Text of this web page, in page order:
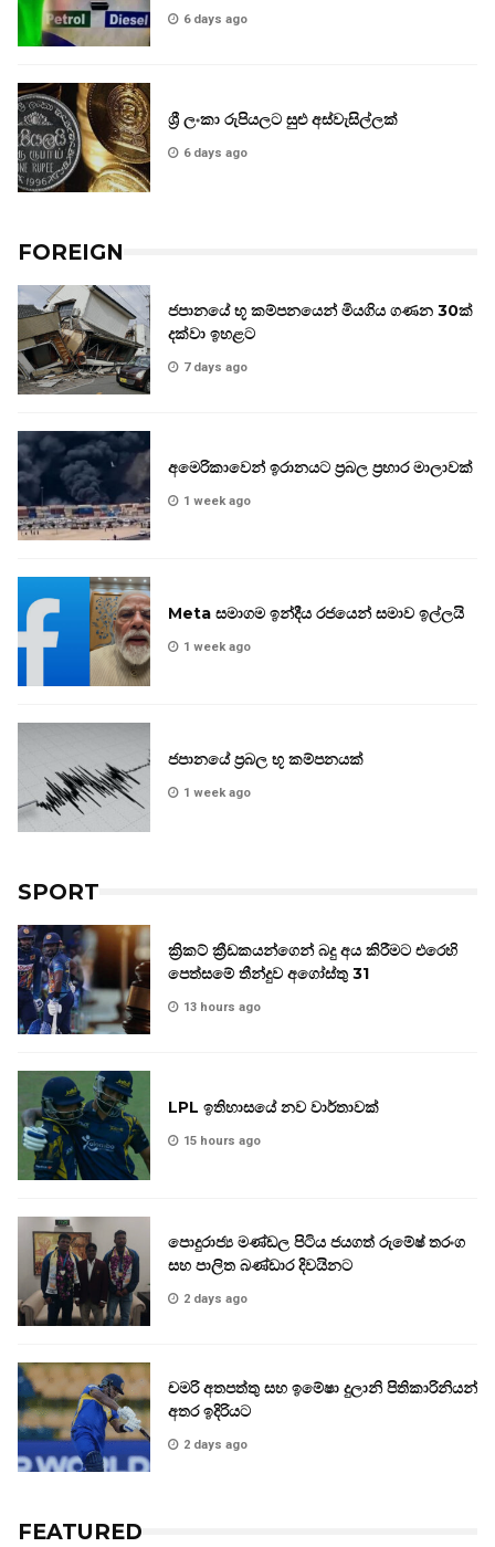
6 days ago
ශ්‍රී ලංකා රුපියලට සුළු අස්වැසිල්ලක්
6 days ago
FOREIGN
ජපානයේ භූ කම්පනයෙන් මියගිය ගණන 30ක්
දක්වා ඉහළට
7 days ago
අමෙරිකාවෙන් ඉරානයට ප්‍රබල ප්‍රහාර මාලාවක්
1 week ago
Meta සමාගම ඉන්දීය රජයෙන් සමාව ඉල්ලයි
1 week ago
ජපානයේ ප්‍රබල භූ කම්පනයක්
1 week ago
SPORT
ක්‍රිකට් ක්‍රීඩකයන්ගෙන් බදු අය කිරීමට එරෙහි
පෙත්සමේ තීන්දුව අගෝස්තු 31
13 hours ago
LPL ඉතිහාසයේ නව වාර්තාවක්
15 hours ago
පොදුරාජ්‍ය මණ්ඩල පිටිය ජයගත් රුමේෂ් තරංග
සහ පාලිත බණ්ඩාර දිවයිනට
2 days ago
චමරි අතපත්තු සහ ඉමේෂා දුලානි පිතිකාරිනියන්
අතර ඉදිරියට
2 days ago
FEATURED